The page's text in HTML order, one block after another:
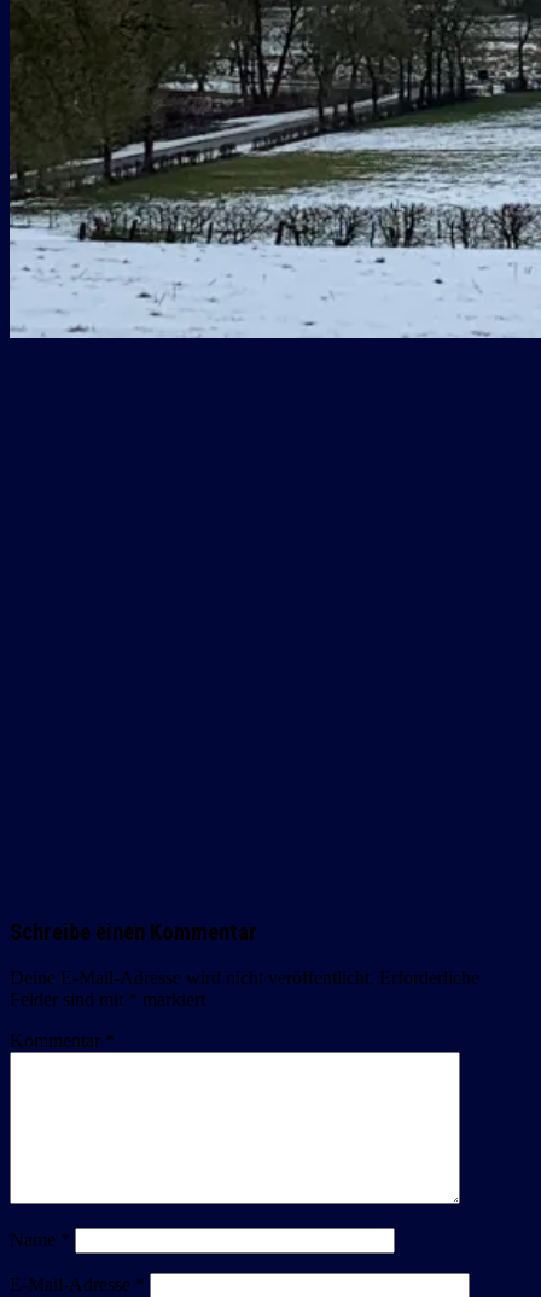
Schreibe einen Kommentar
Deine E-Mail-Adresse wird nicht veröffentlicht. Erforderliche
Felder sind mit * markiert
Kommentar *
Name *
E-Mail-Adresse *